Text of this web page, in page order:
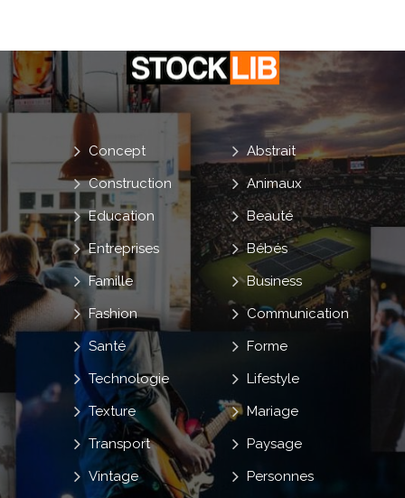
Abstrait
Animaux
Beauté
Bébés
Business
Communication
Concept
Construction
Education
Entreprises
Famille
Fashion
Forme
Lifestyle
Mariage
Paysage
Personnes
Santé
Technologie
Texture
Transport
Vintage